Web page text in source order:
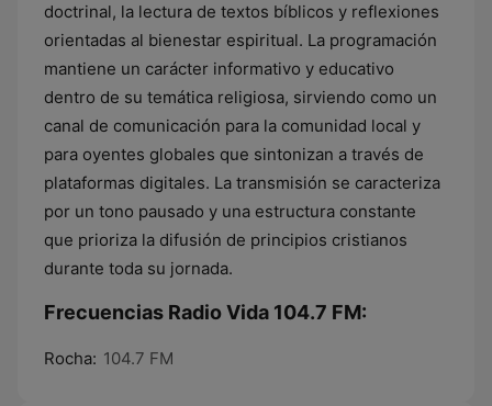
doctrinal, la lectura de textos bíblicos y reflexiones
orientadas al bienestar espiritual. La programación
mantiene un carácter informativo y educativo
dentro de su temática religiosa, sirviendo como un
canal de comunicación para la comunidad local y
para oyentes globales que sintonizan a través de
plataformas digitales. La transmisión se caracteriza
por un tono pausado y una estructura constante
que prioriza la difusión de principios cristianos
durante toda su jornada.
Frecuencias Radio Vida 104.7 FM:
Rocha: 104.7 FM